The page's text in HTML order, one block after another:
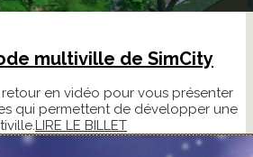
multiville de SimCity
en vidéo pour vous présenter
qui permettent de développer une
LIRE LE BILLET